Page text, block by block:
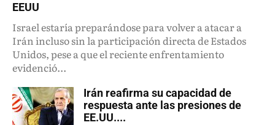
EEUU
Israel estaría preparándose para volver a atacar a
Irán incluso sin la participación directa de Estados
Unidos, pese a que el reciente enfrentamiento
evidenció...
Irán reafirma su capacidad de
respuesta ante las presiones de
EE.UU....